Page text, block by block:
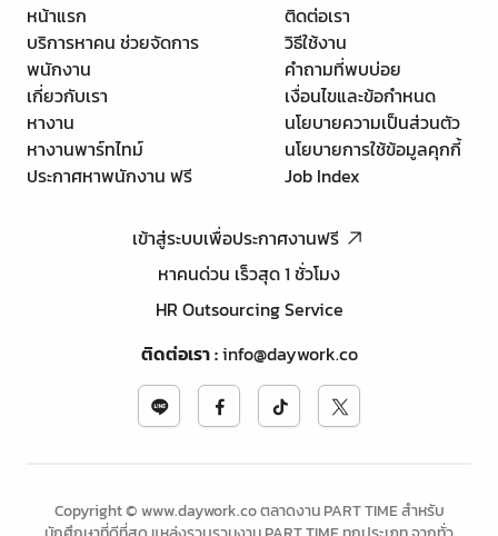
หน้าแรก
บริการหาคน ช่วยจัดการ
พนักงาน
เกี่ยวกับเรา
หางาน
หางานพาร์ทไทม์
ประกาศหาพนักงาน ฟรี
ติดต่อเรา
วิธีใช้งาน
คำถามที่พบบ่อย
เงื่อนไขและข้อกำหนด
นโยบายความเป็นส่วนตัว
นโยบายการใช้ข้อมูลคุกกี้
Job Index
เข้าสู่ระบบเพื่อประกาศงานฟรี
หาคนด่วน เร็วสุด 1 ชั่วโมง
HR Outsourcing Service
ติดต่อเรา:info@daywork.co
Copyright © www.daywork.co ตลาดงาน PART TIME สำหรับ